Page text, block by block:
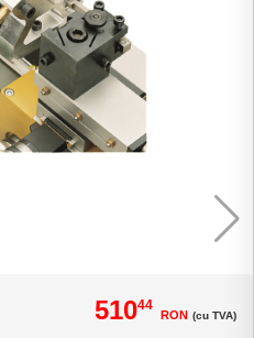
51044
RON (cu TVA)